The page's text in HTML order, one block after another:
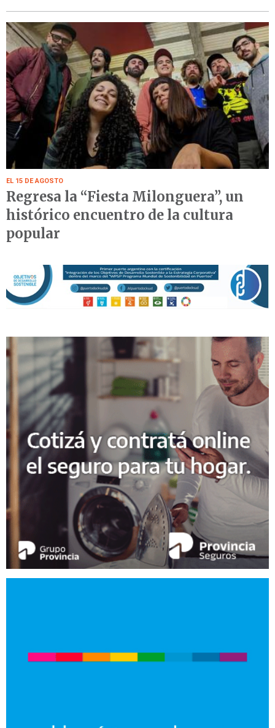
EL 15 DE AGOSTO
Regresa la “Fiesta Milonguera”, un
histórico encuentro de la cultura
popular